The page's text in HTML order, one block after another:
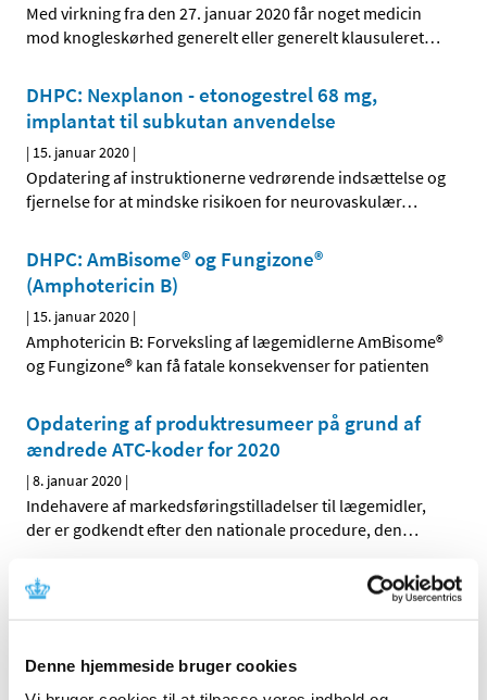
Denne hjemmeside bruger cookies
Med virkning fra den 27. januar 2020 får noget medicin
mod knogleskørhed generelt eller generelt klausuleret…
DHPC: Nexplanon - etonogestrel 68 mg,
implantat til subkutan anvendelse
| 15. januar 2020 |
Opdatering af instruktionerne vedrørende indsættelse og
fjernelse for at mindske risikoen for neurovaskulær…
DHPC: AmBisome® og Fungizone®
(Amphotericin B)
| 15. januar 2020 |
Amphotericin B: Forveksling af lægemidlerne AmBisome®
og Fungizone® kan få fatale konsekvenser for patienten
Opdatering af produktresumeer på grund af
ændrede ATC-koder for 2020
|8. januar 2020 |
Indehavere af markedsføringstilladelser til lægemidler,
der er godkendt efter den nationale procedure, den…
Bevilling til Albertslund Apotek
|8. januar 2020|
Bendix Andersen får bevilling til at drive Albertslund